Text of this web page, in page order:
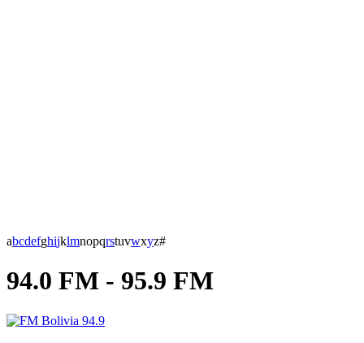
abcdefghijklmnopqrstuvwxyz#
94.0 FM - 95.9 FM